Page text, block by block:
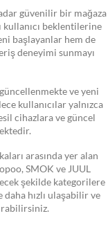
güvenilir bir mağaza
beklentilerine
başlayanlar hem de
deneyimi sunmayı
ve yeni
kullanıcılar yalnızca
cihazlara ve güncel
arasında yer alan
SMOK ve JUUL
şekilde kategorilere
daha hızlı ulaşabilir ve